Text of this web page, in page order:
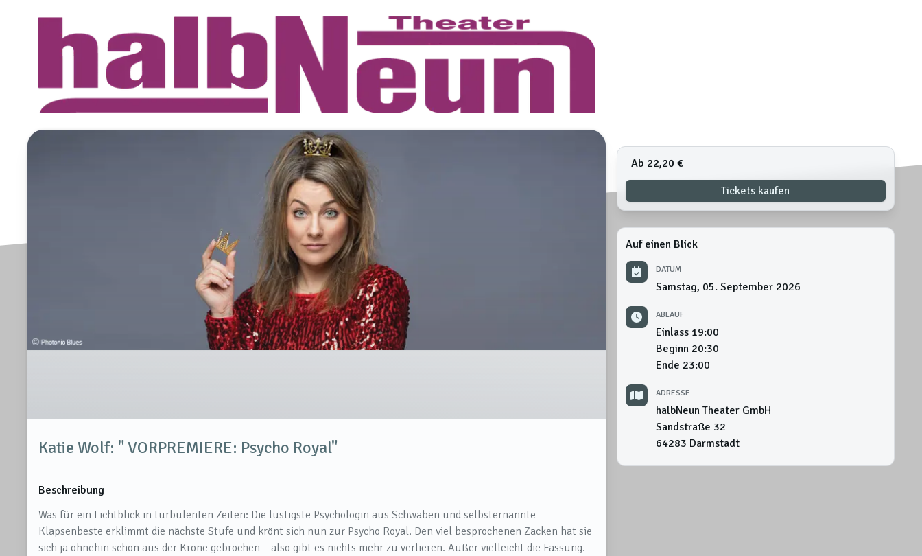
Katie Wolf: " VORPREMIERE: Psycho Royal"
Beschreibung
Was für ein Lichtblick in turbulenten Zeiten: Die lustigste Psychologin aus Schwaben und selbsternannte
Klapsenbeste erklimmt die nächste Stufe und krönt sich nun zur Psycho Royal. Den viel besprochenen Zacken hat sie
sich ja ohnehin schon aus der Krone gebrochen – also gibt es nichts mehr zu verlieren. Außer vielleicht die Fassung.
Ab 22,20 €
Tickets kaufen
Auf einen Blick
DATUM
Samstag, 05. September 2026
ABLAUF
Einlass 19:00
Beginn 20:30
Ende 23:00
ADRESSE
halbNeun Theater GmbH
Sandstraße 32
64283 Darmstadt